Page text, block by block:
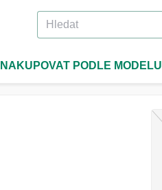
NAKUPOVAT PODLE MODELU